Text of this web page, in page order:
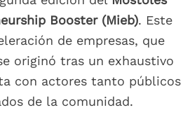
Booster (Mieb). Este
de empresas, que
originó tras un exhaustivo
con actores tanto públicos
de la comunidad.